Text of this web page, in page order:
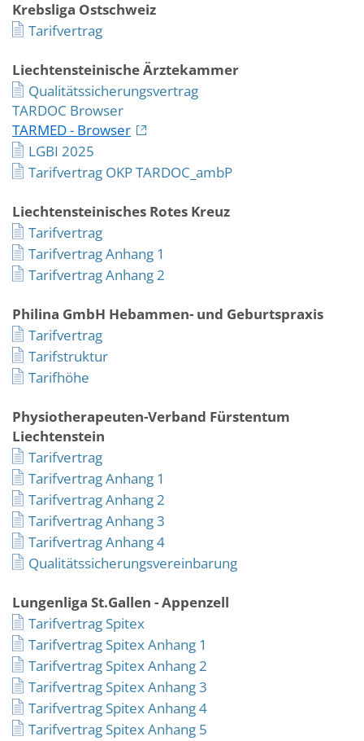
Krebsliga Ostschweiz
Tarifvertrag
Liechtensteinische Ärztekammer
Qualitätssicherungsvertrag
TARDOC Browser
TARMED - Browser
LGBI 2025
Tarifvertrag OKP TARDOC_ambP
Liechtensteinisches Rotes Kreuz
Tarifvertrag
Tarifvertrag Anhang 1
Tarifvertrag Anhang 2
Philina GmbH Hebammen- und Geburtspraxis
Tarifvertrag
Tarifstruktur
Tarifhöhe
Physiotherapeuten-Verband Fürstentum
Liechtenstein
Tarifvertrag
Tarifvertrag Anhang 1
Tarifvertrag Anhang 2
Tarifvertrag Anhang 3
Tarifvertrag Anhang 4
Qualitätssicherungsvereinbarung
Lungenliga St.Gallen - Appenzell
Tarifvertrag Spitex
Tarifvertrag Spitex Anhang 1
Tarifvertrag Spitex Anhang 2
Tarifvertrag Spitex Anhang 3
Tarifvertrag Spitex Anhang 4
Tarifvertrag Spitex Anhang 5